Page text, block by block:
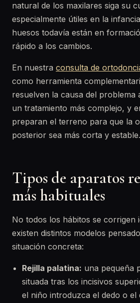
natural de los maxilares siga su
especialmente útiles en la
huesos todavía están en
rápido a los cambios.
En nuestra consulta de
como herramienta
resuelven la causa del problema
un tratamiento más complejo, y
preparan el terreno para que la
posterior sea más corta y estable.
Tipos de aparatos
más habituales
No todos los hábitos se corrigen
existen distintos modelos
situación concreta:
Rejilla palatina: una pequeña
situada tras los incisivos
el niño introduzca el dedo o el